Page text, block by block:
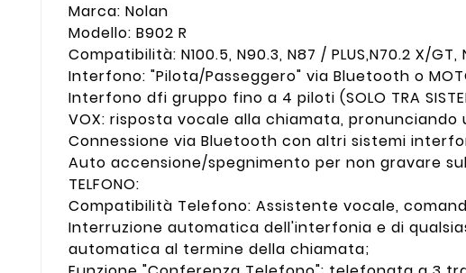
Marca: Nolan
Modello: B902 R
Compatibilità: N100.5, N90.3, N87 / PLUS,N70.2 X/GT,
Interfono: "Pilota/Passeggero" via Bluetooth o
Interfono dfi gruppo fino a 4 piloti (SOLO TRA
VOX: risposta vocale alla chiamata,
Connessione via Bluetooth con altri sistemi
Auto accensione/spegnimento per non gravare
TELFONO:
Compatibilità Telefono: Assistente vocale,
Interruzione automatica dell'interfonia e di
automatica al termine della chiamata;